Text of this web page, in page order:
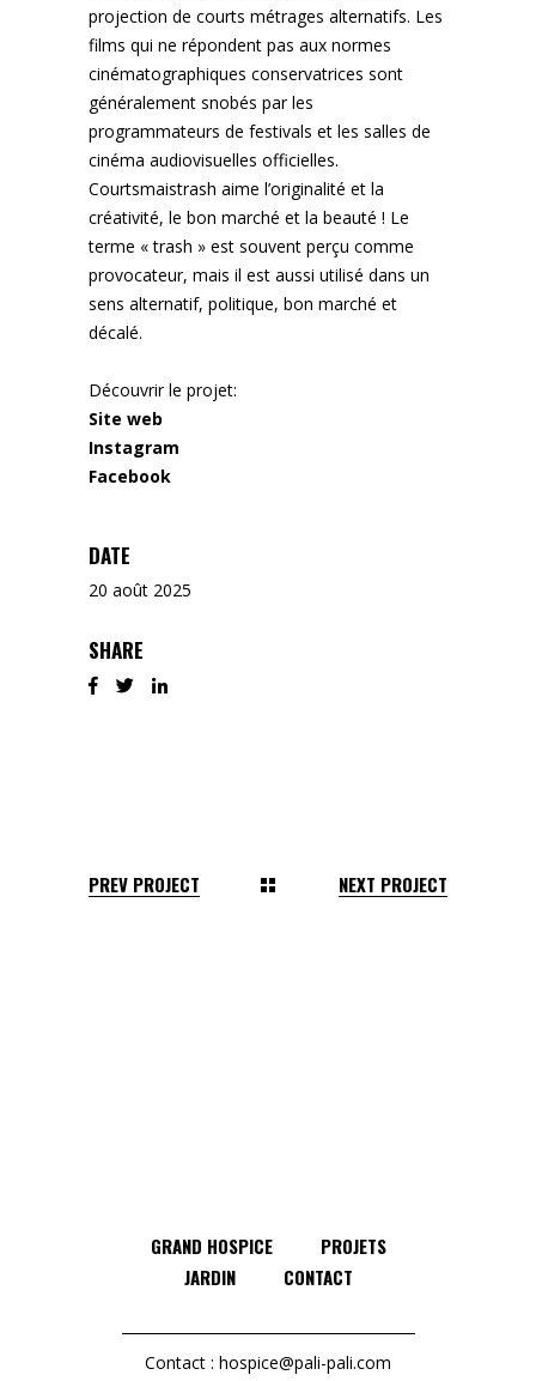
projection de courts métrages alternatifs. Les
films qui ne répondent pas aux normes
cinématographiques conservatrices sont
généralement snobés par les
programmateurs de festivals et les salles de
cinéma audiovisuelles officielles.
Courtsmaistrash aime l’originalité et la
créativité, le bon marché et la beauté ! Le
terme « trash » est souvent perçu comme
provocateur, mais il est aussi utilisé dans un
sens alternatif, politique, bon marché et
décalé.
Découvrir le projet:
Site web
Instagram
Facebook
DATE
20 août 2025
SHARE
PREV PROJECT NEXT PROJECT
GRAND HOSPICE
PROJETS
JARDIN
CONTACT
Contact : hospice@pali-pali.com